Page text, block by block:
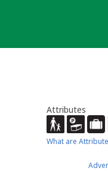
Attributes
What are